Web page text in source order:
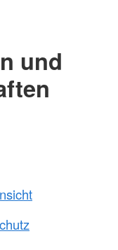
und